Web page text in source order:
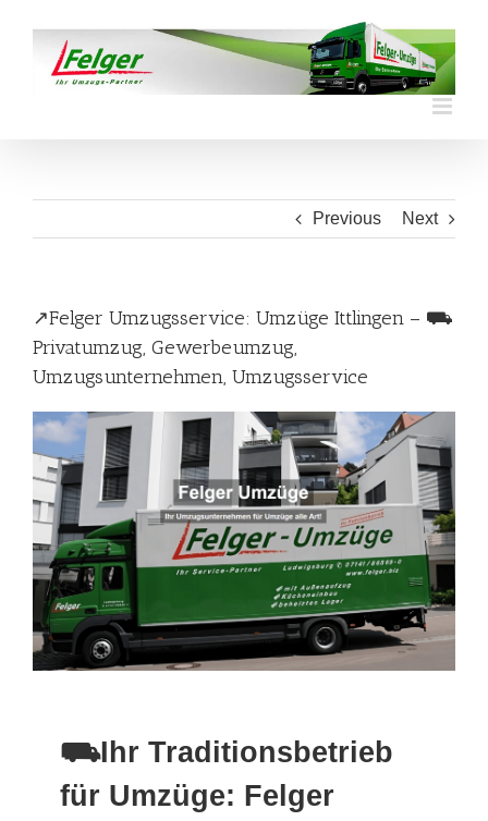
content
Previous Next
↗️Felger Umzugsservice: Umzüge Ittlingen – ⛟
Privatumzug, Gewerbeumzug,
Umzugsunternehmen, Umzugsservice
⛟Ihr Traditionsbetrieb
für Umzüge: Felger